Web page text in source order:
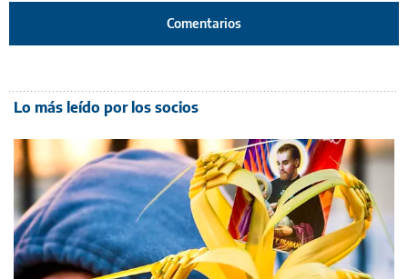
Comentarios
Lo más leído por los socios